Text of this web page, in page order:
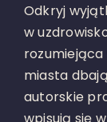
Odkryj
w
miasta
autorskie